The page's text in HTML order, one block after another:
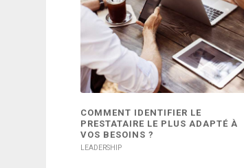
COMMENT IDENTIFIER LE
PRESTATAIRE LE PLUS ADAPTÉ À
VOS BESOINS ?
LEADERSHIP